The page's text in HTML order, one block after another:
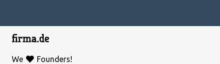
We Founders!